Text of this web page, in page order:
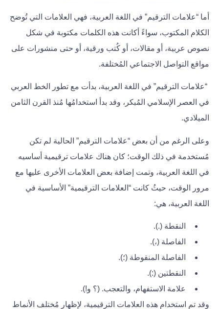
أما “علامات الترقيم” في اللغة العربية، فهي العلامات التي تُوضح
الكلام المكتوب، سواءً أكانت هذه الكلمات مكتوبة في شكل
نصوص عربية، أو مقالات، أو كُتب ورقية، أو حتى منشورات على
مواقع التواصل الاجتماعي المُختلفة.
“علامات الترقيم” في اللغة العربية، بدأت مع تطور الخط العربي
في العصر الإسلامي المُبكر، وقد بدأ استخدامُها مُنذ القرن الثامن
الميلادي.
وعلى الرغم من أن بعض “علامات الترقيم” الحالية لم تكن
مُستخدمة في ذلك الوقت؛ كان هناك علامات ترقيمية أساسيه
في اللغة العربية، وتمت إضافة بعض العلامات الأخرى عليها مع
مرور الوقت، حيثُ كانت “العلامات الترقيمية” الأساسية في
اللغة العربية، هي:
النقطة (.).
الفاصلة (،).
الفاصلة المنقوطة (؛).
النقطتين (:).
علامة الاستفهام، والتعجب. (؟ و!).
وقد تم استخدام هذه العلامات الترقيمية، لإظهار مُختلف الأنماط